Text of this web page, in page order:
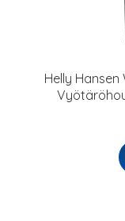
Helly